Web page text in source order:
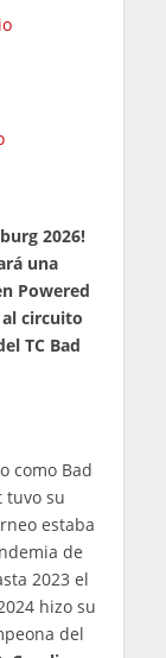
2026!
una
Powered
circuito
TC Bad
como Bad
tuvo su
estaba
de
2023 el
hizo su
del